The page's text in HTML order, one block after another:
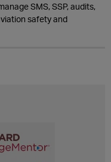
SMS, SSP, audits,
safety and